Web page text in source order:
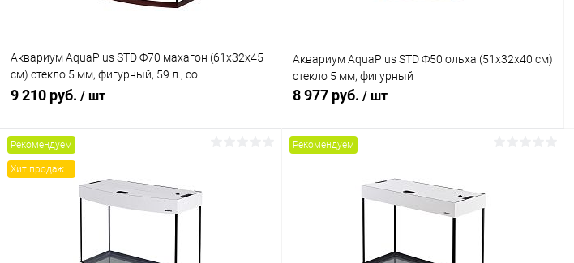
Аквариум AquaPlus STD Ф70 махагон (61х32х45
см) стекло 5 мм, фигурный, 59 л., со
светильником 1х15Вт.
9 210 руб. / шт
Купить в 1 клик Сравнение
В избранное В наличии
Аквариум AquaPlus STD Ф50 ольха (51х32х40 см)
стекло 5 мм, фигурный
8 977 руб. / шт
Купить в 1 клик Сравнение
В избранное В наличии
Рекомендуем
Хит продаж
Рекомендуем